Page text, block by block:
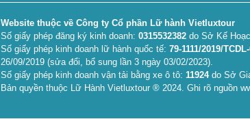
Website thuộc về Công ty Cổ phần Lữ hành Vietluxtour
Số giấy phép đăng ký kinh doanh:0315532382 do Sở Kế
Số giấy phép kinh doanh lữ hành quốc tế:79-1111/2019/
26/09/2019 (sửa đổi, bổ sung lần 3 ngày 03/02/2023).
Số giấy phép kinh doanh vận tải bằng xe ô tô:11924do Sở
Bản quyền thuộc Lữ Hành Vietluxtour ® 2024. Ghi rõ nguồn